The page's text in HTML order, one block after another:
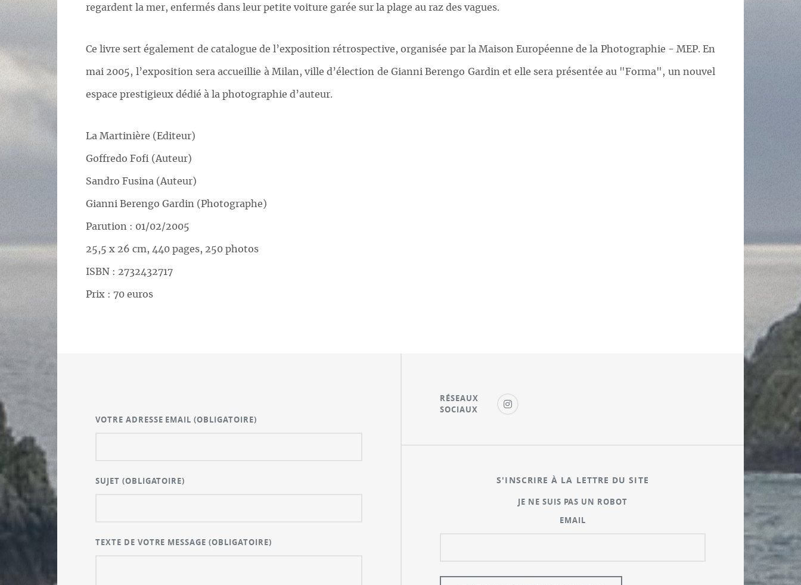
regardent la mer, enfermés dans leur petite voiture garée sur la plage au raz des vagues.
Ce livre sert également de catalogue de l’exposition rétrospective, organisée par la Maison Européenne de la Photographie - MEP. En
mai 2005, l’exposition sera accueillie à Milan, ville d’élection de Gianni Berengo Gardin et elle sera présentée au "Forma", un nouvel
espace prestigieux dédié à la photographie d’auteur.
La Martinière (Editeur)
Goffredo Fofi (Auteur)
Sandro Fusina (Auteur)
Gianni Berengo Gardin (Photographe)
Parution : 01/02/2005
25,5 x 26 cm, 440 pages, 250 photos
ISBN : 2732432717
Prix : 70 euros
VOTRE ADRESSE EMAIL(OBLIGATOIRE)
SUJET (OBLIGATOIRE)
TEXTE DE VOTRE MESSAGE(OBLIGATOIRE)
RÉSEAUX
SOCIAUX
S'INSCRIRE À LA LETTRE DU SITE
JE NE SUIS PAS UN ROBOT
EMAIL